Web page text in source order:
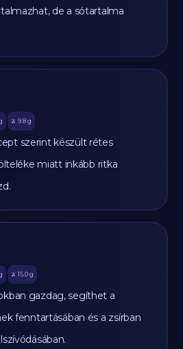
de a sótartalma
🫒 9.8 g
szerint készült rétes
miatt inkább ritka
🫒 15.0 g
gazdag, segíthet a
fenntartásában és a zsírban